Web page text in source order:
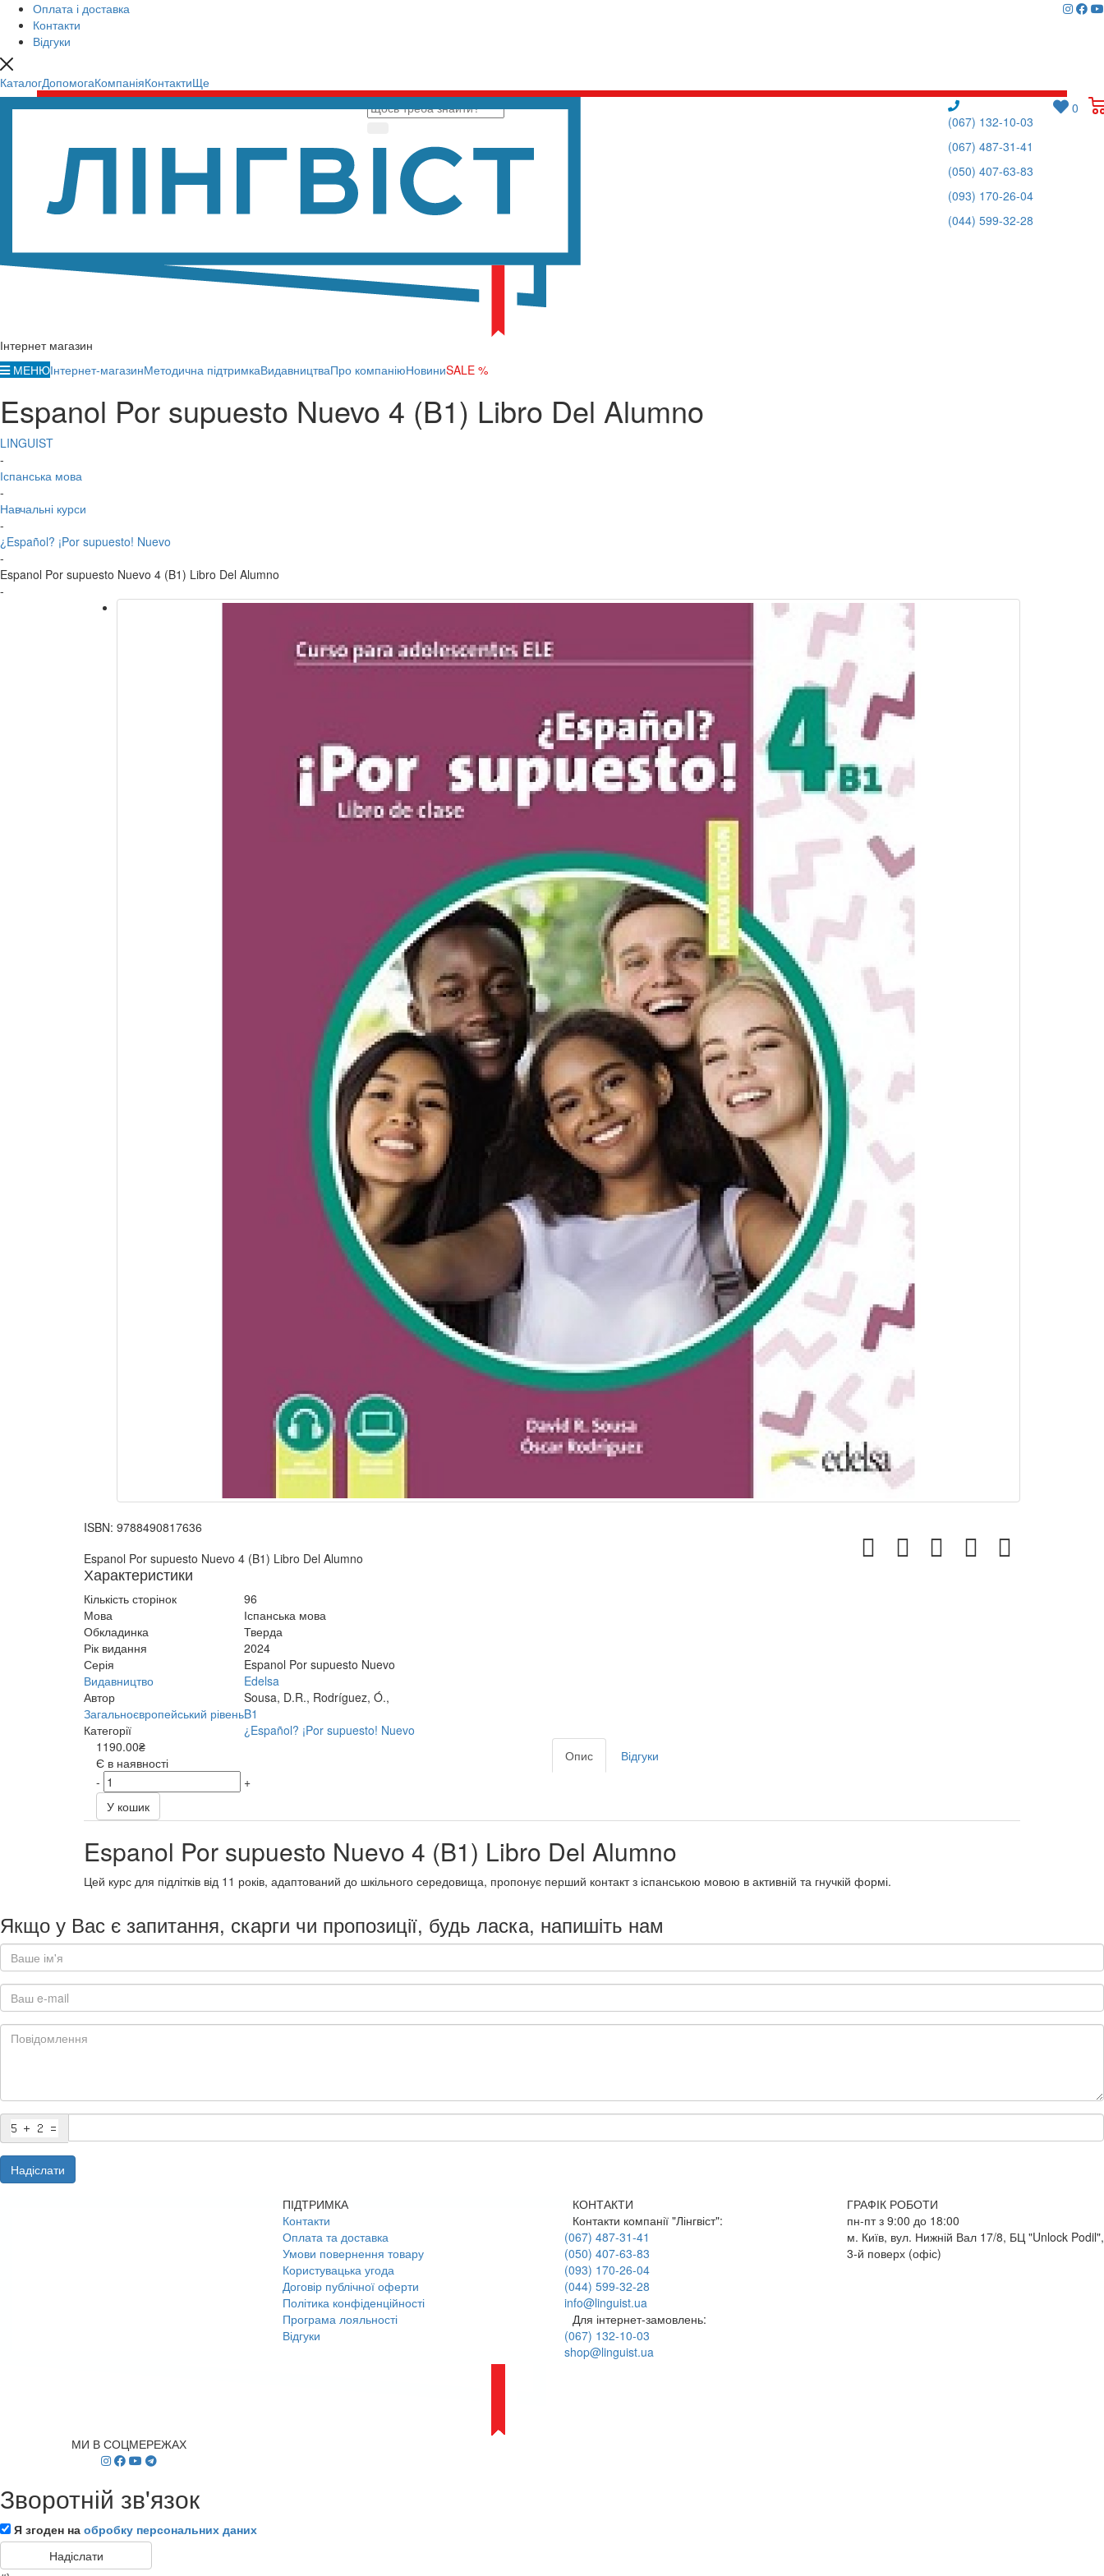
Оплата і доставка
Контакти
Відгуки
КаталогДопомогаКомпаніяКонтактиЩе
Інтернет магазин
0
(067) 132-10-03
(067) 487-31-41
(050) 407-63-83
(093) 170-26-04
(044) 599-32-28
МЕНЮІнтернет-магазинМетодична підтримкаВидавництваПро компаніюНовиниSALE %
Espanol Por supuesto Nuevo 4 (B1) Libro Del Alumno
LINGUIST
-
Іспанська мова
-
Навчальні курси
-
¿Español? ¡Por supuesto! Nuevo
-
Espanol Por supuesto Nuevo 4 (B1) Libro Del Alumno
-
ISBN: 9788490817636
Espanol Por supuesto Nuevo 4 (B1) Libro Del Alumno
Характеристики
Кількість сторінок
96
Мова
Іспанська мова
Обкладинка
Тверда
Рік видання
2024
Серія
Espanol Por supuesto Nuevo
Видавництво
Edelsa
Автор
Sousa, D.R., Rodríguez, Ó.,
Загальноєвропейський рівеньB1
Категорії
¿Español? ¡Por supuesto! Nuevo
1190.00₴
Є в наявності
-
+
У кошик
Опис Відгуки
Espanol Por supuesto Nuevo 4 (B1) Libro Del Alumno
Цей курс для підлітків від 11 років, адаптований до шкільного середовища, пропонує перший контакт з іспанською мовою в активній та гнучкій формі.
Якщо у Вас є запитання, скарги чи пропозиції, будь ласка, напишіть нам
Надіслати
МИ В СОЦМЕРЕЖАХ
ПІДТРИМКА
Контакти
Оплата та доставка
Умови повернення товару
Користувацька угода
Договір публічної оферти
Політика конфіденційності
Програма лояльності
Відгуки
КОНТАКТИ
Контакти компанії "Лінгвіст":
(067) 487-31-41
(050) 407-63-83
(093) 170-26-04
(044) 599-32-28
info@linguist.ua
Для інтернет-замовлень:
(067) 132-10-03
shop@linguist.ua
ГРАФІК РОБОТИ
пн-пт з 9:00 до 18:00
м. Київ, вул. Нижній Вал 17/8, БЦ "Unlock Podil",
3-й поверх (офіс)
Зворотній зв'язок
Я згоден на обробку персональних даних